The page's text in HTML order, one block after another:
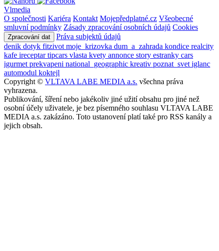
Vlmedia
O společnosti Kariéra Kontakt Mojepředplatné.cz Všeobecné
smluvní podmínky Zásady zpracování osobních údajů Cookies
Zpracování dat
Práva subjektů údajů
denik dotyk fitzivot moje_krizovka dum_a_zahrada kondice realcity
kafe ireceptartipcars vlasta kvety annonce story estranky cars
igurmet prekvapeni national_geographic kreativ poznat_svet iglanc
automodul koktejl
Copyright © VLTAVA LABE MEDIA a.s. všechna práva
vyhrazena.
Publikování, šíření nebo jakékoliv jiné užití obsahu pro jiné než
osobní účely uživatele, je bez písemného souhlasu VLTAVA LABE
MEDIA a.s. zakázáno. Toto ustanovení platí také pro RSS kanály a
jejich obsah.